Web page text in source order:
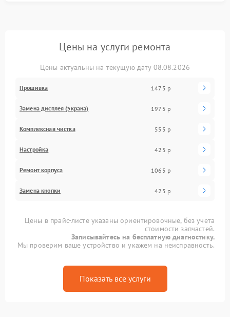
Цены на услуги ремонта
Цены актуальны на текущую дату 08.08.2026
Прошивка 1475 р
Замена дисплея (экрана) 1975 р
Комплексная чистка 555 р
Настройка 425 р
Ремонт корпуса 1065 р
Замена кнопки 425 р
Цены в прайс-листе указаны ориентировочные, без учета
стоимости запчастей.
Записывайтесь на бесплатную диагностику.
Мы проверим ваше устройство и укажем на неисправность.
Показать все услуги